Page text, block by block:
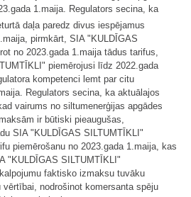
1.maija. Regulators secina, ka
daļa paredz divus iespējamus
pirmkārt, SIA "KULDĪGAS
no 2023.gada 1.maija tādus tarifus,
piemērojusi līdz 2022.gada
kompetenci lemt par citu
Regulators secina, ka aktuālajos
vairums no siltumenerģijas apgādes
ir būtiski pieaugušas,
SIA "KULDĪGAS SILTUMTĪKLI"
piemērošanu no 2023.gada 1.maija, kas
"KULDĪGAS SILTUMTĪKLI"
faktisko izmaksu tuvāku
nodrošinot komersanta spēju